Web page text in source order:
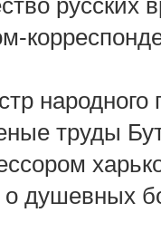
русских
труды
о душевных